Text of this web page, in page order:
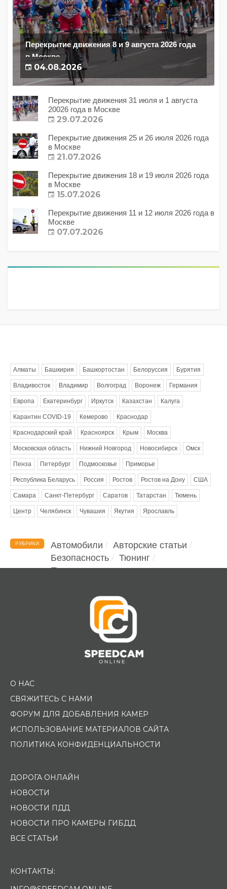
Перекрытие движения 8 и 9 августа 2026 года
в Москве
04.08.2026
Перекрытие движения 31 июля и 1 августа
20026 года в Москве
29.07.2026
Перекрытие движения 25 и 26 июля 2026 года
в Москве
21.07.2026
Перекрытие движения 18 и 19 июля 2026 года
в Москве
15.07.2026
Перекрытие движения 11 и 12 июля 2026 года в
Москве
07.07.2026
Алматы Башкирия Башкортостан Белоруссия Бурятия
Владивосток Владимир Волгоград Воронеж Германия
Европа Екатеринбург Иркутск Казахстан Калуга
Карантин COVID-19 Кемерово Краснодар
Краснодарский край Красноярск Крым Москва
Московская область Нижний Новгород Новосибирск Омск
Пенза Петербург Подмосковье Приморье
Республика Беларусь Россия Ростов Ростов на Дону США
Самара Санкт-Петербург Саратов Татарстан Тюмень
Центр Челябинск Чувашия Якутия Ярославль
РУБРИКИ Автомобили
Авторские статьи
Безопасность
Тюнинг
Помощь водителю
О НАС
СВЯЖИТЕСЬ С НАМИ
ФОРУМ ДЛЯ ДОБАВЛЕНИЯ КАМЕР
ИСПОЛЬЗОВАНИЕ МАТЕРИАЛОВ САЙТА
ПОЛИТИКА КОНФИДЕНЦИАЛЬНОСТИ
ДОРОГА ОНЛАЙН
НОВОСТИ
НОВОСТИ ПДД
НОВОСТИ ПРО КАМЕРЫ ГИБДД
ВСЕ СТАТЬИ
КОНТАКТЫ: